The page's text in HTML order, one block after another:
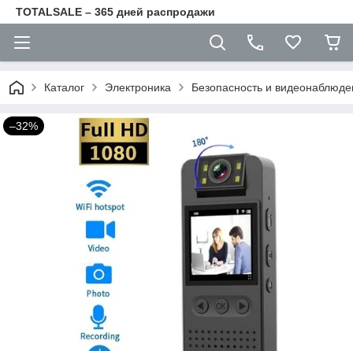
TOTALSALE – 365 дней распродажи
Каталог Электроника Безопасность и
–32%